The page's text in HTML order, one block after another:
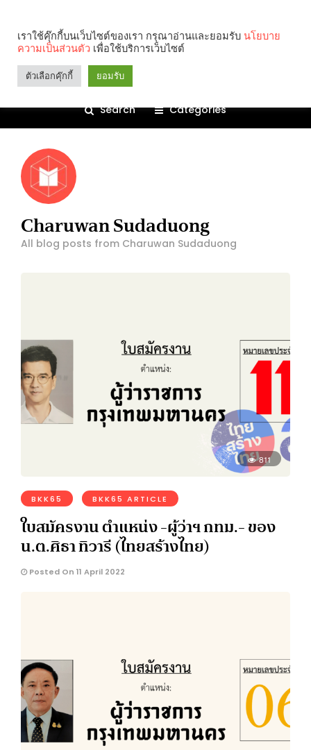
Search Categories
Charuwan Sudaduong
All blog posts from Charuwan Sudaduong
811
BKK65 BKK65 ARTICLE
ใบสมัครงาน ตำแหน่ง -ผู้ว่าฯ กทม.- ของ
น.ต.ศิธา ทิวารี (ไทยสร้างไทย)
Posted On 11 April 2022
เราใช้คุ๊กกี้บนเว็บไซต์ของเรา กรุณาอ่านและยอมรับ นโยบาย
ความเป็นส่วนตัว เพื่อใช้บริการเว็บไซต์
ตัวเลือกคุ๊กกี้ ยอมรับ